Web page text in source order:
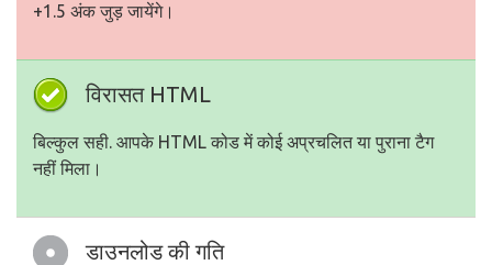
+1.5 अंक जुड़ जायेंगे।
विरासत HTML
बिल्कुल सही. आपके HTML कोड में कोई अप्रचलित या पुराना टैग
नहीं मिला।
डाउनलोड की गति